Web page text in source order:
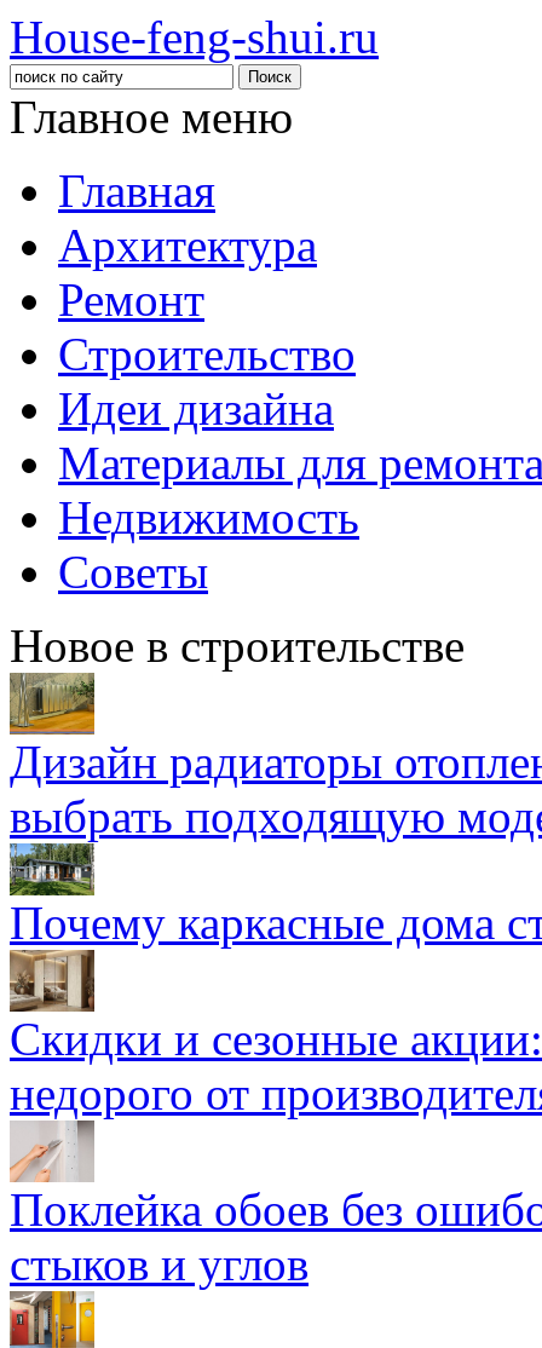
House-feng-shui.ru
Главное меню
Главная
Архитектура
Ремонт
Строительство
Идеи дизайна
Материалы для
Недвижимость
Советы
Новое в строительстве
Дизайн радиаторы
выбрать подходящую
Почему каркасные дома
Скидки и сезонные
недорого от
Поклейка обоев без
стыков и углов